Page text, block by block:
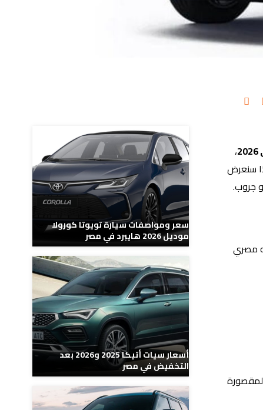
،
الثالثة تم تخفيض سعرها نحو 100 ألف جنيه، لذا سنعرض
جروب.
بلغت التخفيضات على هذه السيارة نحو 100 ألف جنيه مصري
سعر ومواصفات سيارة تويوتا كورولا
موديل 2026 هايبرد في مصر
أسعار سيات أتيكا 2025 و2026 بعد
التخفيض في مصر